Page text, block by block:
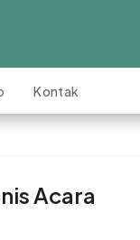
Kontak
Acara